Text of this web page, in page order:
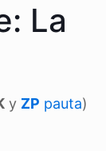
La
y ZP pauta)